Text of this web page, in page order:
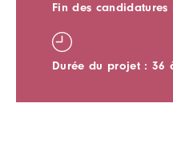
Fin des
Durée du projet : 36